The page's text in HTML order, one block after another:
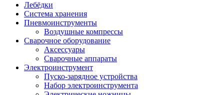
Лебёдки
Система хранения
Пневмоинструменты
Воздушные компрессы
Сварочное оборудование
Аксессуары
Сварочные аппараты
Электроинструмент
Пуско-зарядное устройства
Набор электроинструмента